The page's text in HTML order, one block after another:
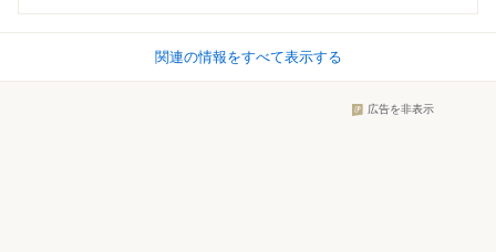
関連の情報をすべて表示する
広告を非表示